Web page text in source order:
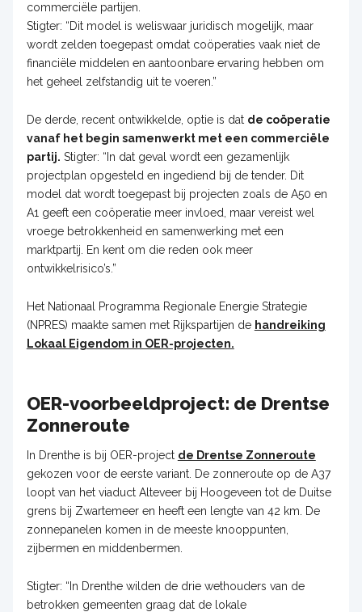
commerciële partijen.
Stigter: “Dit model is weliswaar juridisch mogelijk, maar
wordt zelden toegepast omdat coöperaties vaak niet de
financiële middelen en aantoonbare ervaring hebben om
het geheel zelfstandig uit te voeren.”
De derde, recent ontwikkelde, optie is dat de coöperatie
vanaf het begin samenwerkt met een commerciële
partij. Stigter: “In dat geval wordt een gezamenlijk
projectplan opgesteld en ingediend bij de tender. Dit
model dat wordt toegepast bij projecten zoals de A50 en
A1 geeft een coöperatie meer invloed, maar vereist wel
vroege betrokkenheid en samenwerking met een
marktpartij. En kent om die reden ook meer
ontwikkelrisico’s.”
Het Nationaal Programma Regionale Energie Strategie
(NPRES) maakte samen met Rijkspartijen de handreiking
Lokaal Eigendom in OER-projecten.
OER-voorbeeldproject: de Drentse
Zonneroute
In Drenthe is bij OER-project de Drentse Zonneroute
gekozen voor de eerste variant. De zonneroute op de A37
loopt van het viaduct Alteveer bij Hoogeveen tot de Duitse
grens bij Zwartemeer en heeft een lengte van 42 km. De
zonnepanelen komen in de meeste knooppunten,
zijbermen en middenbermen.
Stigter: “In Drenthe wilden de drie wethouders van de
betrokken gemeenten graag dat de lokale